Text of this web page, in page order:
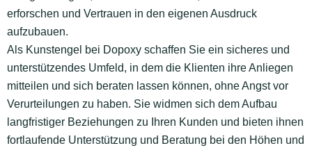
erforschen und Vertrauen in den eigenen Ausdruck
aufzubauen.
Als Kunstengel bei Dopoxy schaffen Sie ein sicheres und
unterstützendes Umfeld, in dem die Klienten ihre Anliegen
mitteilen und sich beraten lassen können, ohne Angst vor
Verurteilungen zu haben. Sie widmen sich dem Aufbau
langfristiger Beziehungen zu Ihren Kunden und bieten ihnen
fortlaufende Unterstützung und Beratung bei den Höhen und